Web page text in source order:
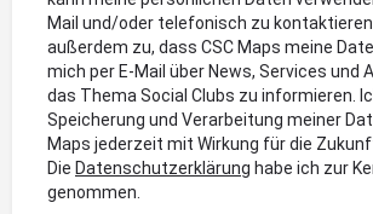
Mail und/oder telefonisch zu
außerdem zu, dass CSC Maps meine
mich per E-Mail über News, Services und
das Thema Social Clubs zu informieren.
Speicherung und Verarbeitung meiner
Maps jederzeit mit Wirkung für die
Die Datenschutzerklärung habe ich zur
genommen.